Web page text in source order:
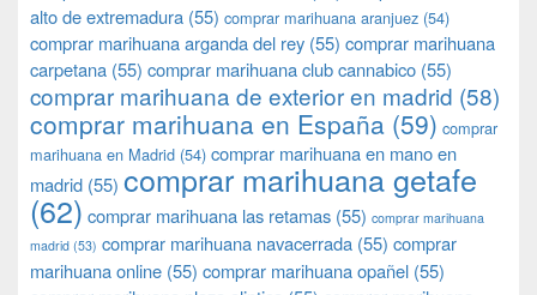
alto de extremadura (55) comprar marihuana aranjuez (54)
comprar marihuana arganda del rey (55) comprar marihuana
carpetana (55) comprar marihuana club cannabico (55)
comprar marihuana de exterior en madrid (58)
comprar marihuana en España (59) comprar
marihuana en Madrid (54) comprar marihuana en mano en
madrid (55) comprar marihuana getafe
(62) comprar marihuana las retamas (55) comprar marihuana
madrid (53) comprar marihuana navacerrada (55) comprar
marihuana online (55) comprar marihuana opañel (55)